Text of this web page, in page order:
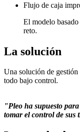
Flujo de caja
El modelo
reto.
La solución
Una solución de
todo bajo control.
"Pleo ha supuesto
tomar el control de sus